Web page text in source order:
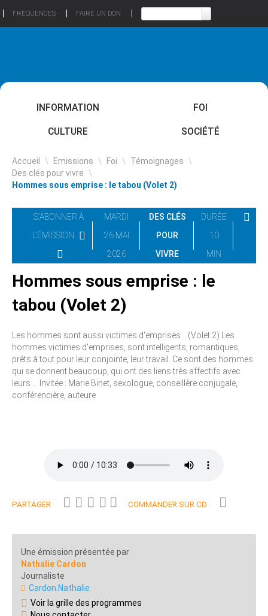
FRÉQUENCES FAIRE UN DON
INFORMATION FOI
CULTURE SOCIÉTÉ
Accueil \ Emissions \ Foi \ Témoignages \
Des clés pour vivre \
Hommes sous emprise : le tabou (Volet 2)
S'ABONNER À
L'ÉMISSION
MARDI
26 MAI
2026
DES CLÉS
POUR
VIVRE
DURÉE
10
MIN
Hommes sous emprise : le
tabou (Volet 2)
Les hommes sont aussi victimes d'emprises ...(Volet 2) Les
hommes victimes d'emprises, sont intelligents, romantiques,
prêts à tout pour leur conjointe, leur travail. Ce sont des hommes
qui se donnent beaucoup, qui ont des liens très affectifs avec
leurs ... Invitée : Marie Binet, sexologue, conseillère conjugale,
conférencière, auteure
PARTAGER COMMANDER SUR CD
Une émission présentée par
Nathalie Cardon
Journaliste
Cardon.Nathalie
Voir la grille des programmes